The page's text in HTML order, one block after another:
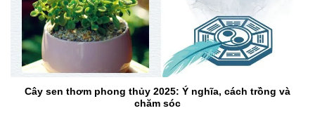
Cây sen thơm phong thủy 2025: Ý nghĩa, cách trồng và
chăm sóc